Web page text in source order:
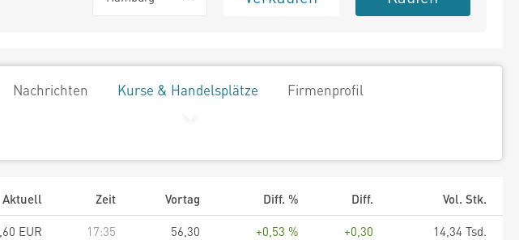
Nachrichten Kurse & Handelsplätze Firmenprofil
Aktuell Zeit Vortag Diff. % Diff.
Vol. Stk.
EUR 17:35 56,30 +0,53 % +0,30
14,34 Tsd.